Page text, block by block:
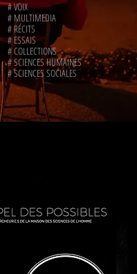
# VOIX
# MULTIMEDIA
# RÉCITS
# ESSAIS
# COLLECTIONS
# SCIENCES HUMAINES
# SCIENCES SOCIALES